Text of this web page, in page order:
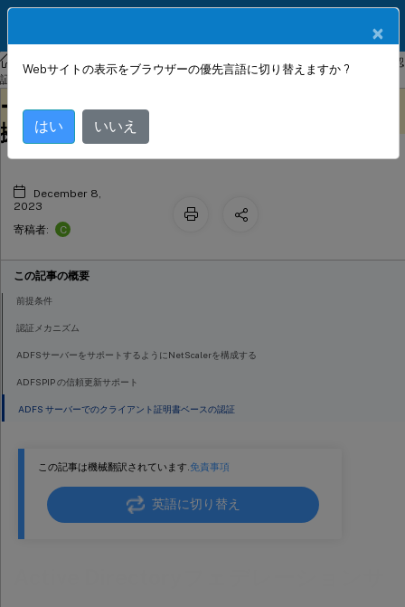
NetScaler NetScaler ADC 13.0
アプリケーショントラフィックの認
証、承認、監査
この記事は機械翻訳されています.免責事項
英語に切り替え
翻訳されています。
Active Directoryフェデレーションサ
ービスプロキシ統合プロトコルへの準
拠
December 8,
2023
寄稿者:
C
この記事の概要
前提条件
認証メカニズム
ADFSサーバーをサポートするようにNetScalerを構成する
ADFSPIP の信頼更新サポート
ADFS サーバーでのクライアント証明書ベースの認証
×
Webサイトの表示をブラウザーの優先言語に切り替えますか ?
はい いいえ